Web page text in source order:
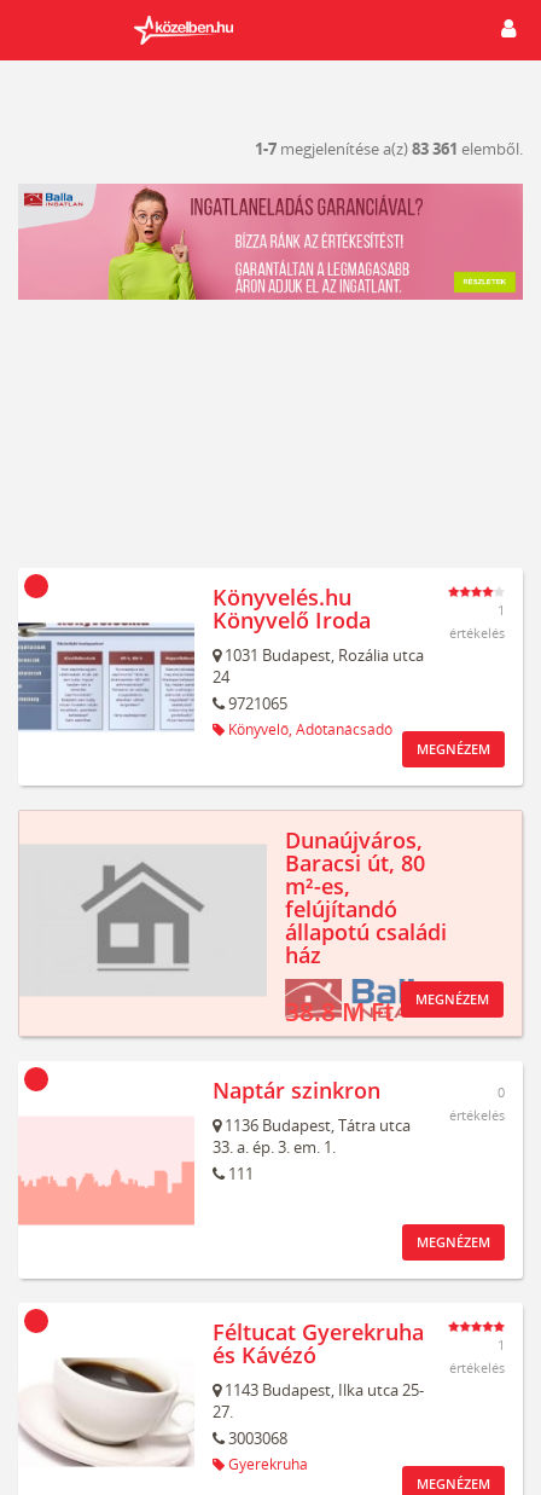
1-7 megjelenítése a(z)83 361 elemből.
Könyvelés.hu
Könyvelő Iroda
1031 Budapest, Rozália utca
24
9721065
Könyvelő, Adótanácsadó
1
értékelés
MEGNÉZEM
Dunaújváros,
Baracsi út, 80
m²-es,
felújítandó
állapotú családi
ház
38.8 M Ft MEGNÉZEM
Naptár szinkron
1136 Budapest,Tátra utca
33. a. ép. 3. em. 1.
111
0
értékelés
MEGNÉZEM
Féltucat Gyerekruha
és Kávézó
1143 Budapest, Ilka utca 25-
27.
3003068
Gyerekruha
1
értékelés
MEGNÉZEM